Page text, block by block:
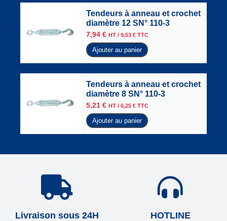
Tendeurs à anneau et crochet
diamètre 12 SN° 110-3
7,94 € HT / 9,53 € TTC
Ajouter au panier
Tendeurs à anneau et crochet
diamètre 8 SN° 110-3
5,21 € HT / 6,25 € TTC
Ajouter au panier
Livraison sous 24H HOTLINE